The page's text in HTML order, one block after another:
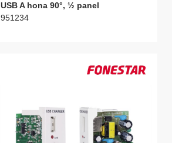
USB A hona 90°, ½ panel
951234